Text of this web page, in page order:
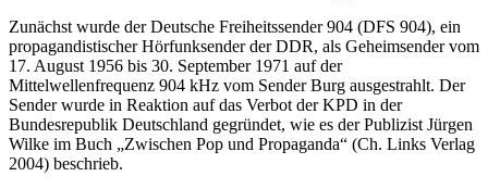
Zunächst wurde der Deutsche Freiheitssender 904 (DFS 904), ein
propagandistischer Hörfunksender der DDR, als Geheimsender vom
17. August 1956 bis 30. September 1971 auf der
Mittelwellenfrequenz 904 kHz vom Sender Burg ausgestrahlt. Der
Sender wurde in Reaktion auf das Verbot der KPD in der
Bundesrepublik Deutschland gegründet, wie es der Publizist Jürgen
Wilke im Buch „Zwischen Pop und Propaganda“ (Ch. Links Verlag
2004) beschrieb.